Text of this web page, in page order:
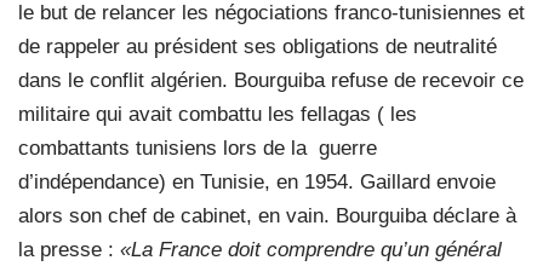
le but de relancer les négociations franco-tunisiennes et
de rappeler au président ses obligations de neutralité
dans le conflit algérien. Bourguiba refuse de recevoir ce
militaire qui avait combattu les fellagas ( les
combattants tunisiens lors de la guerre
d’indépendance) en Tunisie, en 1954. Gaillard envoie
alors son chef de cabinet, en vain. Bourguiba déclare à
la presse : «La France doit comprendre qu’un général